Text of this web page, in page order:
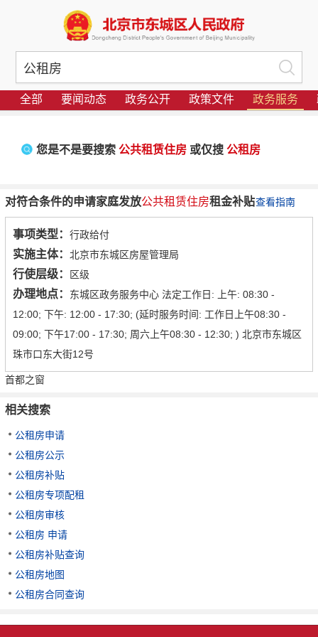
全部 要闻动态 政务公开 政策文件 政务服务
您是不是要搜索 公共租赁住房 或仅搜 公租房
查看指南
对符合条件的申请家庭发放公共租赁住房租金补贴
事项类型： 行政给付
实施主体： 北京市东城区房屋管理局
行使层级： 区级
办理地点： 东城区政务服务中心 法定工作日: 上午: 08:30 -
12:00; 下午: 12:00 - 17:30; (延时服务时间: 工作日上午08:30 -
09:00; 下午17:00 - 17:30; 周六上午08:30 - 12:30; ) 北京市东城区
珠市口东大街12号
首都之窗
相关搜索
公租房申请
公租房公示
公租房补贴
公租房专项配租
公租房审核
公租房 申请
公租房补贴查询
公租房地图
公租房合同查询